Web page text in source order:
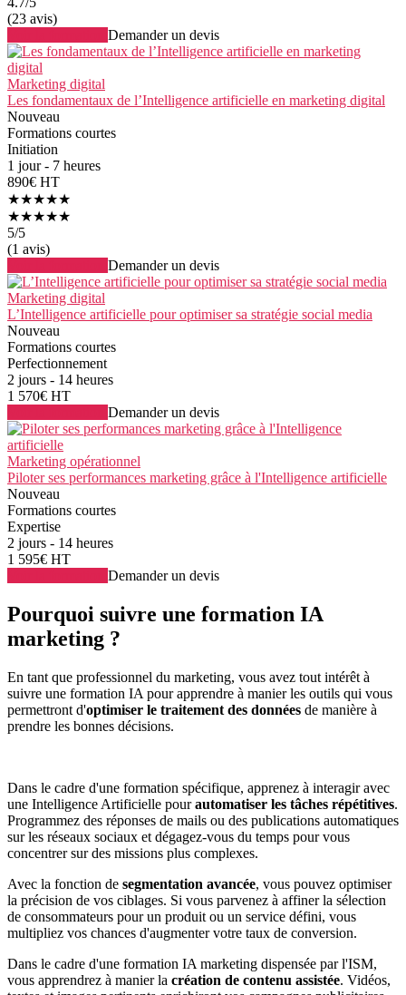
(23 avis)
Demander un devis
Marketing digital
Les fondamentaux de l’Intelligence artificielle en marketing digital
Nouveau
Formations courtes
Initiation
1 jour - 7 heures
890€ HT
★★★★★
★★★★★
5/5
(1 avis)
Demander un devis
Marketing digital
L’Intelligence artificielle pour optimiser sa stratégie social media
Nouveau
Formations courtes
Perfectionnement
2 jours - 14 heures
1 570€ HT
Demander un devis
Marketing opérationnel
Piloter ses performances marketing grâce à l'Intelligence artificielle
Nouveau
Formations courtes
Expertise
2 jours - 14 heures
1 595€ HT
Demander un devis
Pourquoi suivre une formation IA
marketing ?
En tant que professionnel du marketing, vous avez tout intérêt à
suivre une formation IA pour apprendre à manier les outils qui vous
permettront d'optimiser le traitement des données de manière à
prendre les bonnes décisions.
Dans le cadre d'une formation spécifique, apprenez à interagir avec
une Intelligence Artificielle pourautomatiser les tâches répétitives.
Programmez des réponses de mails ou des publications automatiques
sur les réseaux sociaux et dégagez-vous du temps pour vous
concentrer sur des missions plus complexes.
Avec la fonction de segmentation avancée, vous pouvez optimiser
la précision de vos ciblages. Si vous parvenez à affiner la sélection
de consommateurs pour un produit ou un service défini, vous
multipliez vos chances d'augmenter votre taux de conversion.
Dans le cadre d'une formation IA marketing dispensée par l'ISM,
vous apprendrez à manier la création de contenu assistée. Vidéos,